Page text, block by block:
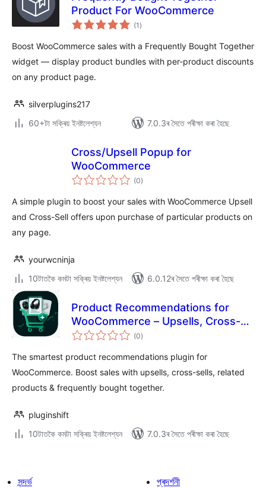
Product For WooCommerce
(1 টা
মুঠ)
Boost WooCommerce sales with a Frequently Bought Together
widget — display product bundles with per-product discounts
on any product page.
silverplugins217
60+টা সক্ৰিয় ইনষ্টলেশ্যন
7.0.3ৰ সৈতে পৰীক্ষা কৰা হৈছে
Cross/Upsell Popup for
WooCommerce
(0টা
মুঠ)
A simple plugin to boost your sales with WooCommerce Upsell
and Cross-Sell offers upon purchase of particular products on
any page.
yourwcninja
10টাতকৈ কমটা সক্ৰিয় ইনষ্টলেশ্যন
6.0.12ৰ সৈতে পৰীক্ষা কৰা হৈছে
Product Recommendations for
WooCommerce – Upsells, Cross-
sells, Related Products &
(0টা
মুঠ)
The smartest product recommendations plugin for
WooCommerce. Boost sales with upsells, cross-sells, related
products & frequently bought together.
pluginshift
10টাতকৈ কমটা সক্ৰিয় ইনষ্টলেশ্যন
7.0.3ৰ সৈতে পৰীক্ষা কৰা হৈছে
সন্দৰ্ভ
প্ৰদৰ্শনী